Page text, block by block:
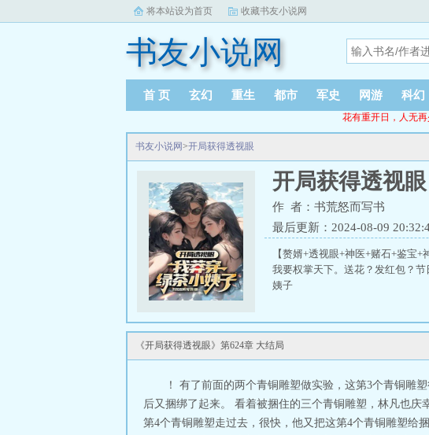
将本站设为首页 收藏书友小说网
书友小说网
首 页 玄幻 重生 都市 军史 网游 科幻
花有重开日，人无再
书友小说网>开局获得透视眼
开局获得透视眼
作 者：书荒怒而写书
最后更新：2024-08-09
【赘婿+透视眼+神医+赌石+鉴宝
我要权掌天下。送花？发红包？
姨子
《开局获得透视眼》第624章 大结局
！ 有了前面的两个青铜雕塑做实验，这第3个青铜雕
后又捆绑了起来。 看着被捆住的三个青铜雕塑，林凡也
第4个青铜雕塑走过去，很快，他又把这第4个青铜雕塑给